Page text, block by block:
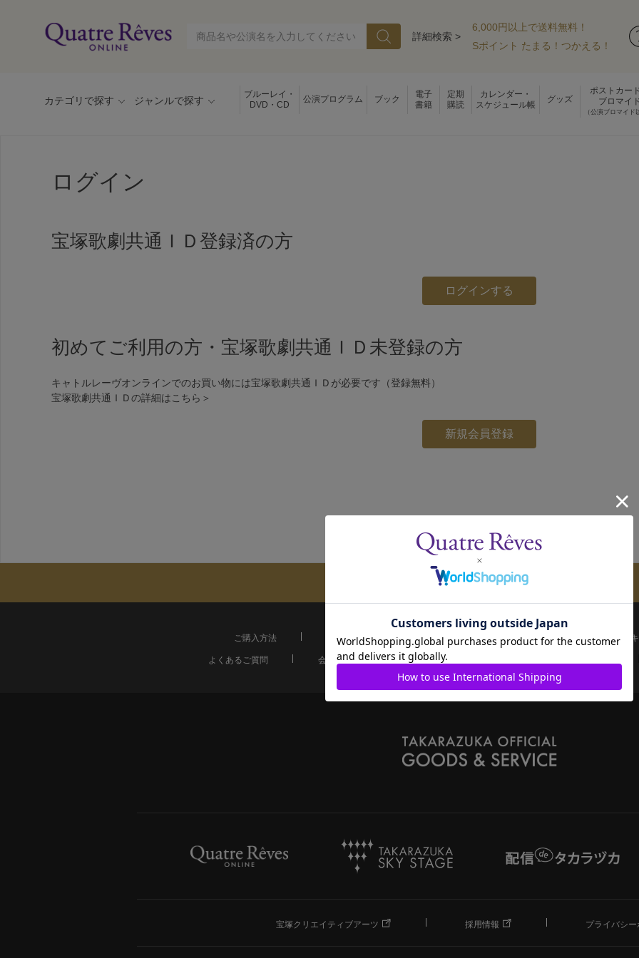
詳細検索 >
6,000円以上で送料無料！
Sポイント たまる！つかえる！
カテゴリで探す ジャンルで探す
ブルーレイ・
DVD・CD
公演プログラム ブック
電子
書籍
定期
購読
カレンダー・
スケジュール帳
グッズ
ポストカー
ブロマイド
（公演ブロマイド
ログイン
宝塚歌劇共通ＩＤ登録済の方
初めてご利用の方・宝塚歌劇共通ＩＤ未登録の方
キャトルレーヴオンラインでのお買い物には宝塚歌劇共通ＩＤが必要です（登録無料）
宝塚歌劇共通ＩＤの詳細は こちら＞
メールマガジンのご案内
ご購入方法 配送について お支払い方法 決済について
よくあるご質問
会員ページ 宝塚歌劇共通ID新規会員登録
宝塚クリエイティブアーツ 採用情報 プライバシ